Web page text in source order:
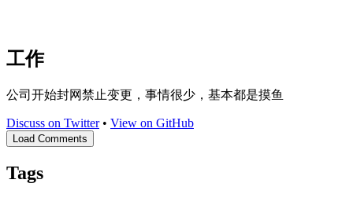
工作
公司开始封网禁止变更，事情很少，基本都是摸鱼
Discuss on Twitter• View on GitHub
Load Comments
Tags